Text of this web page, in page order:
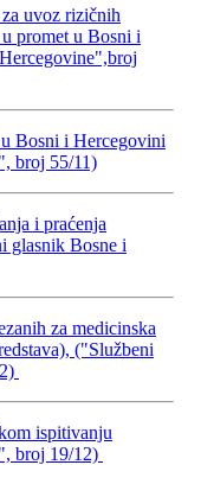
uvoz rizičnih
promet u Bosni i
Bosni i Hercegovini
broj 55/11)
i praćenja
glasnik Bosne i
za medicinska
("Službeni
ispitivanju
broj 19/12)